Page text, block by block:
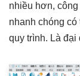
nhiều hơn,
nhanh chóng
quy trình. Là